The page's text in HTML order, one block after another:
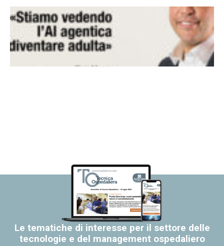
Le tematiche di interesse per il settore delle
tecnologie e del management ospedaliero